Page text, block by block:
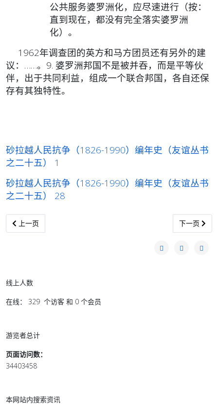
公共服务婆罗洲化，应尽速进行（按：
直到现在，都没有完全落实婆罗洲
化）。
1962年调查团的英方和马方团员还有另外的建
议：……。9. 婆罗洲邦国不是被并吞，而是平等伙
伴，出于共同利益，组成一个联合邦国，各自还保
存有其独特性。
砂拉越人民抗争（1826-1990）编年史（友谊丛书
之二十五） 1
砂拉越人民抗争（1826-1990）编年史（友谊丛书
之二十五） 28
上一篇文章: 砂拉越人民抗争（1826-1990）编年史（友谊丛书之二
上一页 下一篇文章:
下一页
线上人数
在线： 329 个访客 和 0 个会员
游览者总计
页面访问数：
34403458
本网站内搜索资讯